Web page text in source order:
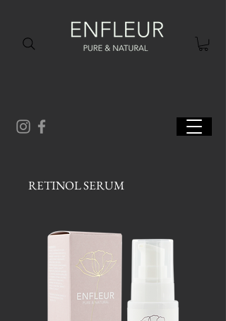
RETINOL SERUM